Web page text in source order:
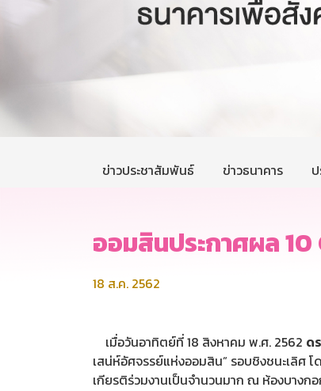
ข่าวประชาสัมพันธ์ ข่าวธนาคาร
ออมสินประกาศผล
18 ส.ค. 2562
เมื่อวันอาทิตย์ที่ 18 สิงหาคม พ.ศ. 2562 ด
เสน่ห์อัศจรรย์แห่งออมสิน” รอบชิงชนะเลิศ
เกียรติร่วมงานเป็นจำนวนมาก ณ ห้องบางก